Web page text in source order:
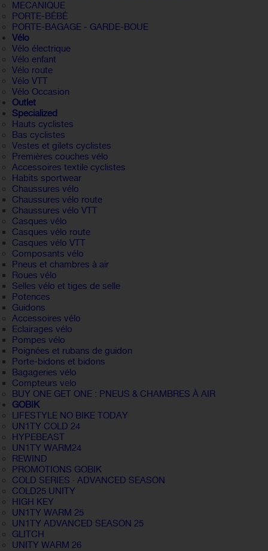
MECANIQUE
PORTE-BÉBÉ
PORTE-BAGAGE - GARDE-BOUE
Vélo
Vélo électrique
Vélo enfant
Vélo route
Vélo VTT
Vélo Occasion
Outlet
Specialized
Hauts cyclistes
Bas cyclistes
Vestes et gilets cyclistes
Premières couches vélo
Accessoires textile cyclistes
Habits sportwear
Chaussures vélo
Chaussures vélo route
Chaussures vélo VTT
Casques vélo
Casques vélo route
Casques vélo VTT
Composants vélo
Pneus et chambres à air
Roues vélo
Selles vélo et tiges de selle
Potences
Guidons
Accessoires vélo
Eclairages vélo
Pompes vélo
Poignées et rubans de guidon
Porte-bidons et bidons
Bagageries vélo
Compteurs velo
BUY ONE GET ONE : PNEUS & CHAMBRES À AIR
GOBIK
LIFESTYLE NO BIKE TODAY
UN1TY COLD 24
HYPEBEAST
UN1TY WARM24
REWIND
PROMOTIONS GOBIK
COLD SERIES · ADVANCED SEASON
COLD25 UNITY
HIGH KEY
UN1TY WARM 25
UN1TY ADVANCED SEASON 25
GLITCH
UNITY WARM 26